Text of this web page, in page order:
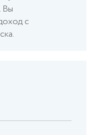
Вы
с